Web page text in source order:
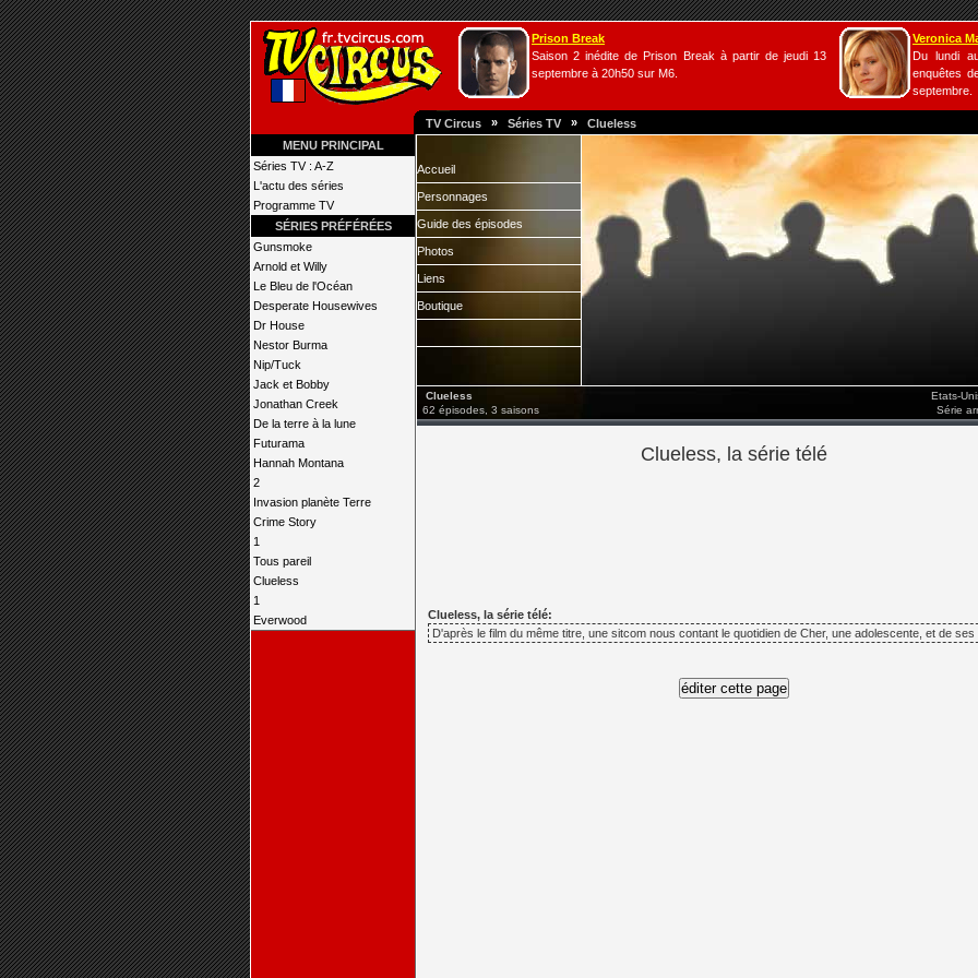
Prison Break
Saison 2 inédite de Prison Break à partir de jeudi 13
septembre à 20h50 sur M6.
Veronica
Du lundi
enquêtes
septembre.
TV Circus » Séries TV » Clueless
MENU PRINCIPAL
Séries TV : A-Z
L'actu des séries
Programme TV
SÉRIES PRÉFÉRÉES
Gunsmoke
Arnold et Willy
Le Bleu de l'Océan
Desperate Housewives
Dr House
Nestor Burma
Nip/Tuck
Jack et Bobby
Jonathan Creek
De la terre à la lune
Futurama
Hannah Montana
2
Invasion planète Terre
Crime Story
1
Tous pareil
Clueless
1
Everwood
Accueil
Personnages
Guide des épisodes
Photos
Liens
Boutique
Clueless
62 épisodes, 3 saisons
Etats-
Série
Clueless, la série télé
Clueless, la série télé:
D'après le film du même titre, une sitcom nous contant le quotidien de Cher, une adolescente, et de ses